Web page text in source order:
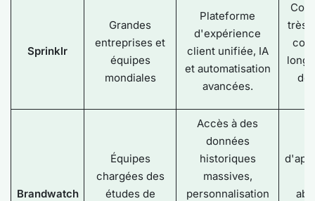
Sprinklr
Grandes
entreprises et
équipes
mondiales
Plateforme
d'expérience
client unifiée, IA
et automatisation
avancées.
très
de
Brandwatch
Équipes
chargées des
études de
Accès à des
données
historiques
massives,
personnalisation